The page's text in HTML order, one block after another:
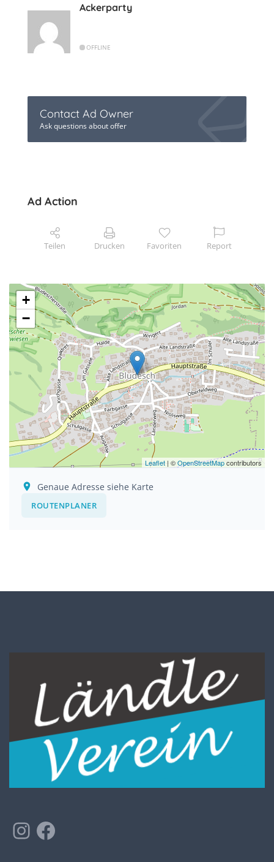
Ackerparty
OFFLINE
Contact Ad Owner
Ask questions about offer
Ad Action
Teilen Drucken Favoriten Report
+
−
Leaflet | ©OpenStreetMapcontributors
Genaue Adresse siehe Karte
ROUTENPLANER